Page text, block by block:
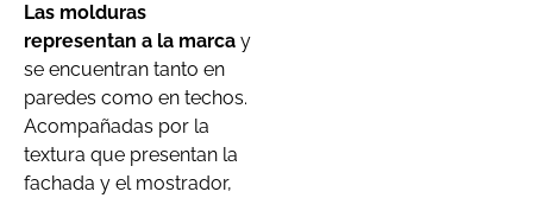
Las molduras
representan a la marca y
se encuentran tanto en
paredes como en techos.
Acompañadas por la
textura que presentan la
fachada y el mostrador,